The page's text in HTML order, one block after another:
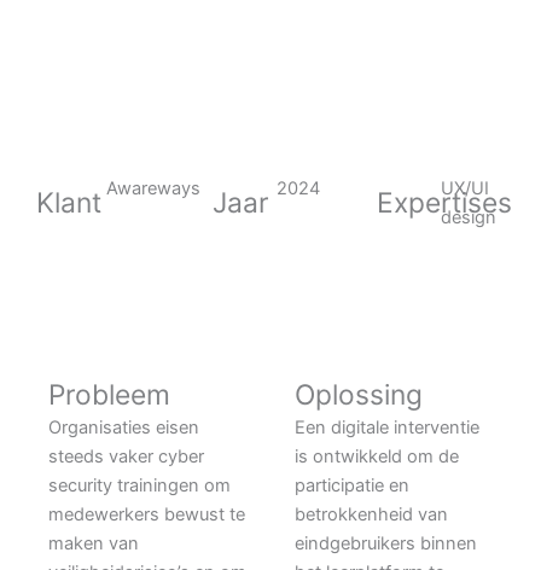
Klant Awareways Jaar 2024 Expertises
UX/UI
design
Probleem
Organisaties eisen
steeds vaker cyber
security trainingen om
medewerkers bewust te
maken van
Oplossing
Een digitale interventie
is ontwikkeld om de
participatie en
betrokkenheid van
eindgebruikers binnen